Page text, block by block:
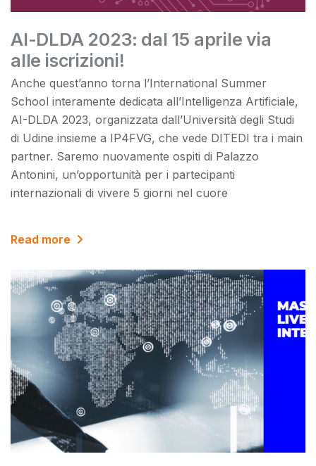
AI-DLDA 2023: dal 15 aprile via
alle iscrizioni!
Anche quest’anno torna l’International Summer
School interamente dedicata all’Intelligenza Artificiale,
AI-DLDA 2023, organizzata dall’Università degli Studi
di Udine insieme a IP4FVG, che vede DITEDI tra i main
partner. Saremo nuovamente ospiti di Palazzo
Antonini, un’opportunità per i partecipanti
internazionali di vivere 5 giorni nel cuore
Read more